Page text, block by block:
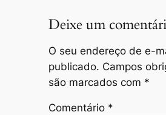
Deixe um
O seu endereço de e-
publicado. Campos
são marcados com *
Comentário *